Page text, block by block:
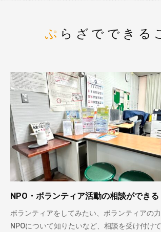
ぷらざでできる
NPO・ボランティア活動の相談ができる
ボランティアをしてみたい、ボランティアの力
NPOについて知りたいなど、相談を受け付け